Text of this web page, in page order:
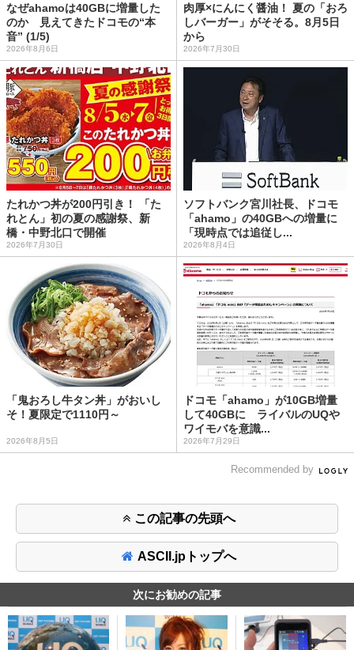
なぜahamoは40GBに増量した
のか 見えてきたドコモの“本
音” (1/5)
2026年8月6日
肉厚×にんにく醤油！ 夏の「おろ
しバーガー」がそそる。8月5日
から
2026年7月30日
たれかつ丼が200円引き！ 「た
れとん」初の夏の感謝祭、新
橋・中野北口で開催
2026年7月30日
ソフトバンク宮川社長、ドコモ
「ahamo」の40GBへの増量に
「現時点では追従し...
2026年8月4日
「鬼おろし牛タン丼」がおいし
そ！夏限定で1110円～
2026年8月5日
ドコモ「ahamo」が10GB増量
して40GBに ライバルのUQや
ワイモバを意識...
2026年7月29日
Recommended by
この記事の先頭へ
ASCII.jpトップへ
次にお勧めの記事